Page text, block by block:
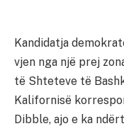
Kandidatja
vjen nga një prej
të Shteteve të
Kalifornisë
Dibble, ajo e ka